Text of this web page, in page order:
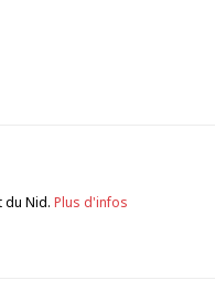
du Nid. Plus d'infos